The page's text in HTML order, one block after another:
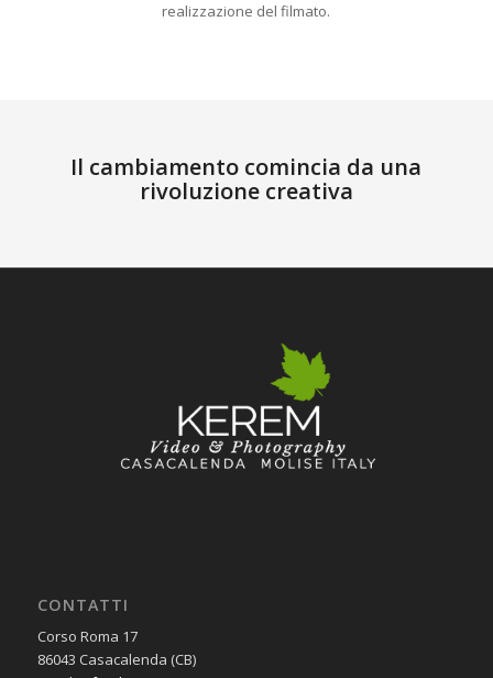
realizzazione del filmato.
Il cambiamento comincia da una
rivoluzione creativa
CONTATTI
Corso Roma 17
86043 Casacalenda (CB)